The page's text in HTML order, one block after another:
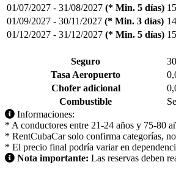
01/07/2027 - 31/08/2027 (* Min. 5 días)
01/09/2027 - 30/11/2027 (* Min. 3 días)
01/12/2027 - 31/12/2027 (* Min. 5 días)
Seguro
Tasa Aeropuerto
Chofer adicional
Combustible
Informaciones:
* A conductores entre 21-24 años y 75-80
* RentCubaCar solo confirma categorías,
* El precio final podría variar en
Nota importante: Las reservas deben